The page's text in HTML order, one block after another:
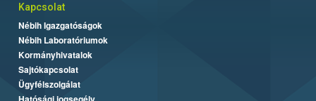
Kapcsolat
Nébih Igazgatóságok
Nébih Laboratóriumok
Kormányhivatalok
Sajtókapcsolat
Ügyfélszolgálat